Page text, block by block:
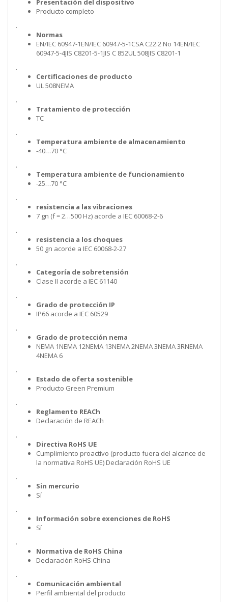
Presentación del dispositivo
Producto completo
.
Normas
EN/IEC 60947-1EN/IEC 60947-5-1CSA C22.2 No 14EN/IEC
60947-5-4JIS C8201-5-1JIS C 852UL 508JIS C8201-1
.
Certificaciones de producto
UL 508NEMA
.
Tratamiento de protección
TC
.
Temperatura ambiente de almacenamiento
-40…70 °C
.
Temperatura ambiente de funcionamiento
-25…70 °C
.
resistencia a las vibraciones
7 gn (f = 2…500 Hz) acorde a IEC 60068-2-6
.
resistencia a los choques
50 gn acorde a IEC 60068-2-27
.
Categoría de sobretensión
Clase II acorde a IEC 61140
.
Grado de protección IP
IP66 acorde a IEC 60529
.
Grado de protección nema
NEMA 1NEMA 12NEMA 13NEMA 2NEMA 3NEMA 3RNEMA
4NEMA 6
.
Estado de oferta sostenible
Producto Green Premium
.
Reglamento REACh
Declaración de REACh
.
Directiva RoHS UE
Cumplimiento proactivo (producto fuera del alcance de
la normativa RoHS UE) Declaración RoHS UE
.
Sin mercurio
Sí
.
Información sobre exenciones de RoHS
Sí
.
Normativa de RoHS China
Declaración RoHS China
.
Comunicación ambiental
Perfil ambiental del producto